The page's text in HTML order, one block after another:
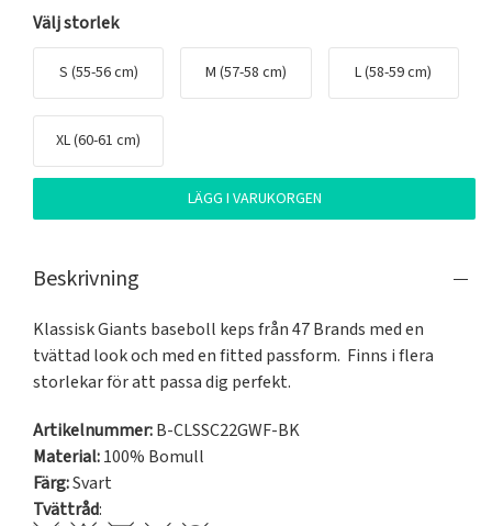
Välj storlek
S (55-56 cm) M (57-58 cm) L (58-59 cm)
XL (60-61 cm)
LÄGG I VARUKORGEN
Beskrivning
Klassisk Giants baseboll keps från 47 Brands med en
tvättad look och med en fitted passform.  Finns i flera
storlekar för att passa dig perfekt.
Artikelnummer:B-CLSSC22GWF-BK
Material:100% Bomull
Färg:Svart
Tvättråd: